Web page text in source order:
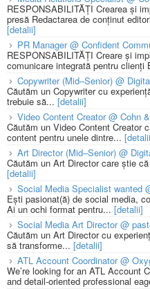
RESPONSABILITĂȚI Crearea și
presă Redactarea de conținut
[detalii]
PR Manager @ Confident
RESPONSABILITĂȚI Creare și
comunicare integrată pentru
Copywriter (Mid–Senior) @
Căutăm un Copywriter cu
trebuie să... [detalii]
Video Content Creator @ Cohn
Căutăm un Video Content Creator
content pentru unele dintre...
Art Director (Mid–Senior) @
Căutăm un Art Director care știe
[detalii]
Social Media Specialist wanted
Ești pasionat(ă) de social media,
Ai un ochi format pentru... [detalii]
Social Media Art Director @
Căutăm un Art Director cu
să transforme... [detalii]
ATL Account Coordinator @
We’re looking for an ATL Account
and detail-oriented professional